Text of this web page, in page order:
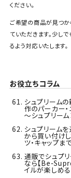
ください。
ご希望の商品が見つか
ていただきます。少し
るよう対応いたします。
お役立ちコラム
シュプリーム
作のパーカー
～シュプリー
シュプリーム
から買い付け
ツ・キャップ
通販でシュプ
なら【Be-
イルが楽しめる